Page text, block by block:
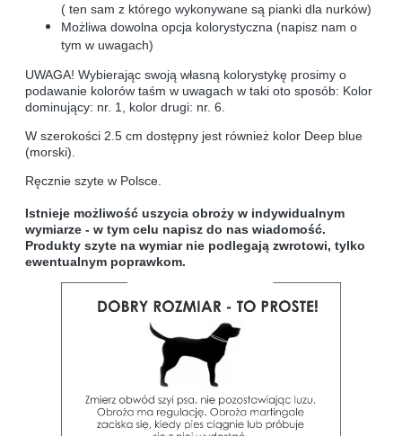
( ten sam z którego wykonywane są pianki dla nurków)
Możliwa dowolna opcja kolorystyczna (napisz nam o
tym w uwagach)
UWAGA! Wybierając swoją własną kolorystykę prosimy o
podawanie kolorów taśm w uwagach w taki oto sposób: Kolor
dominujący: nr. 1, kolor drugi: nr. 6.
W szerokości 2.5 cm dostępny jest również kolor Deep blue
(morski).
Ręcznie szyte w Polsce.
Istnieje możliwość uszycia obroży w indywidualnym
wymiarze - w tym celu napisz do nas wiadomość.
Produkty szyte na wymiar nie podlegają zwrotowi, tylko
ewentualnym poprawkom.